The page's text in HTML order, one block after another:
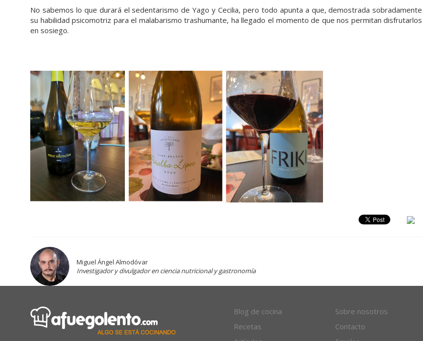
No sabemos lo que durará el sedentarismo de Yago y Cecilia, pero todo apunta a que, demostrada sobradamente
su habilidad psicomotriz para el malabarismo trashumante, ha llegado el momento de que nos permitan disfrutarlos
en sosiego.
Miguel Ángel Almodóvar
Investigador y divulgador en ciencia nutricional y gastronomía
Blog de cocina
Recetas
Sobre nosotros
Contacto